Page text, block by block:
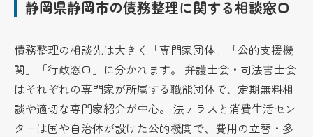
静岡県静岡市の債務整理に関する相談窓口
債務整理の相談先は大きく「専門家団体」「公的支援機
関」「行政窓口」に分かれます。 弁護士会・司法書士会
はそれぞれの専門家が所属する職能団体で、定期無料相
談や適切な専門家紹介が中心。 法テラスと消費生活セン
ターは国や自治体が設けた公的機関で、費用の立替・多